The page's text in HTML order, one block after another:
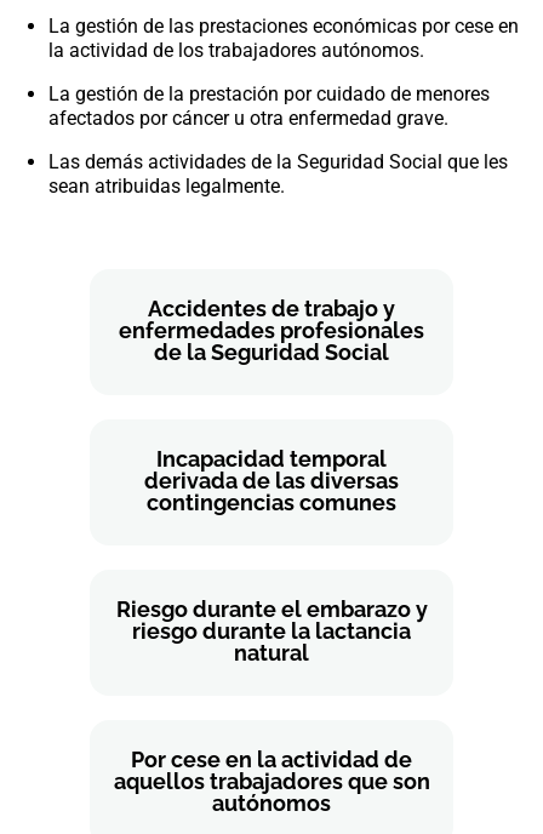
La gestión de las prestaciones económicas por cese en
la actividad de los trabajadores autónomos.
La gestión de la prestación por cuidado de menores
afectados por cáncer u otra enfermedad grave.
Las demás actividades de la Seguridad Social que les
sean atribuidas legalmente.
Accidentes de trabajo y
enfermedades profesionales
de la Seguridad Social
Incapacidad temporal
derivada de las diversas
contingencias comunes
Riesgo durante el embarazo y
riesgo durante la lactancia
natural
Por cese en la actividad de
aquellos trabajadores que son
autónomos